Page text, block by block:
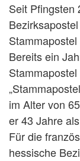
Seit Pfingsten
Bereits ein
im Alter von
er 43 Jahre
Für die
hessische